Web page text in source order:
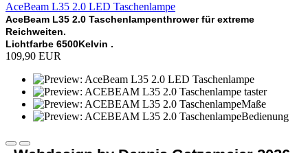
AceBeam L35 2.0 LED Taschenlampe
AceBeam L35 2.0 Taschenlampenthrower für extreme
Reichweiten.
Lichtfarbe 6500Kelvin .
109,90 EUR